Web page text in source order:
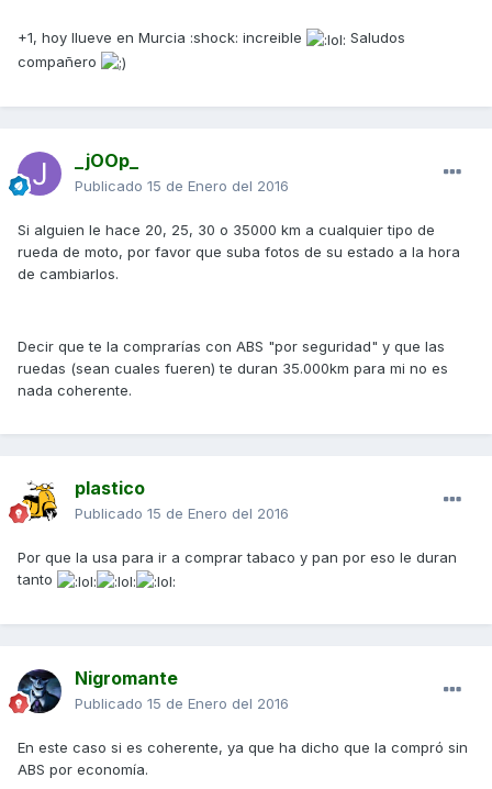
+1, hoy llueve en Murcia :shock: increible
Saludos
compañero
_jOOp_
Publicado 15 de Enero del 2016
Si alguien le hace 20, 25, 30 o 35000 km a cualquier tipo de
rueda de moto, por favor que suba fotos de su estado a la hora
de cambiarlos.
Decir que te la comprarías con ABS "por seguridad" y que las
ruedas (sean cuales fueren) te duran 35.000km para mi no es
nada coherente.
plastico
Publicado 15 de Enero del 2016
Por que la usa para ir a comprar tabaco y pan por eso le duran
tanto
Nigromante
Publicado 15 de Enero del 2016
En este caso si es coherente, ya que ha dicho que la compró sin
ABS por economía.